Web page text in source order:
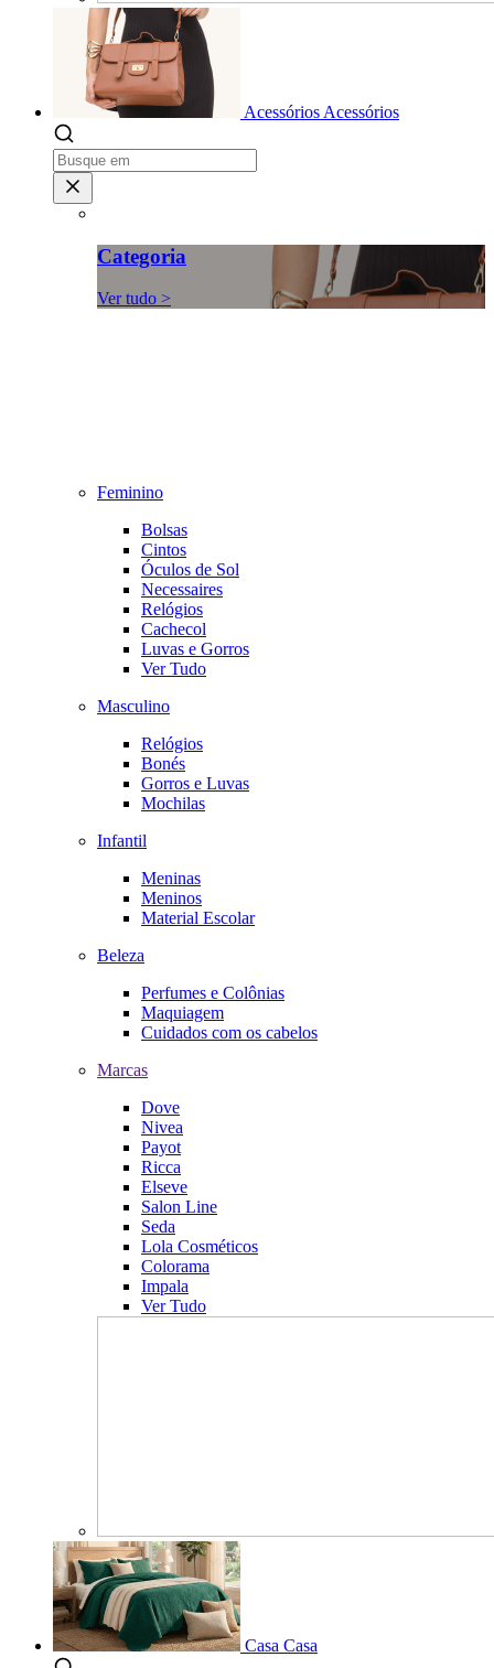
Acessórios Acessórios
Categoria
Ver tudo >
Feminino
Bolsas
Cintos
Óculos de Sol
Necessaires
Relógios
Cachecol
Luvas e Gorros
Ver Tudo
Masculino
Relógios
Bonés
Gorros e Luvas
Mochilas
Infantil
Meninas
Meninos
Material Escolar
Beleza
Perfumes e Colônias
Maquiagem
Cuidados com os cabelos
Marcas
Dove
Nivea
Payot
Ricca
Elseve
Salon Line
Seda
Lola Cosméticos
Colorama
Impala
Ver Tudo
Casa Casa